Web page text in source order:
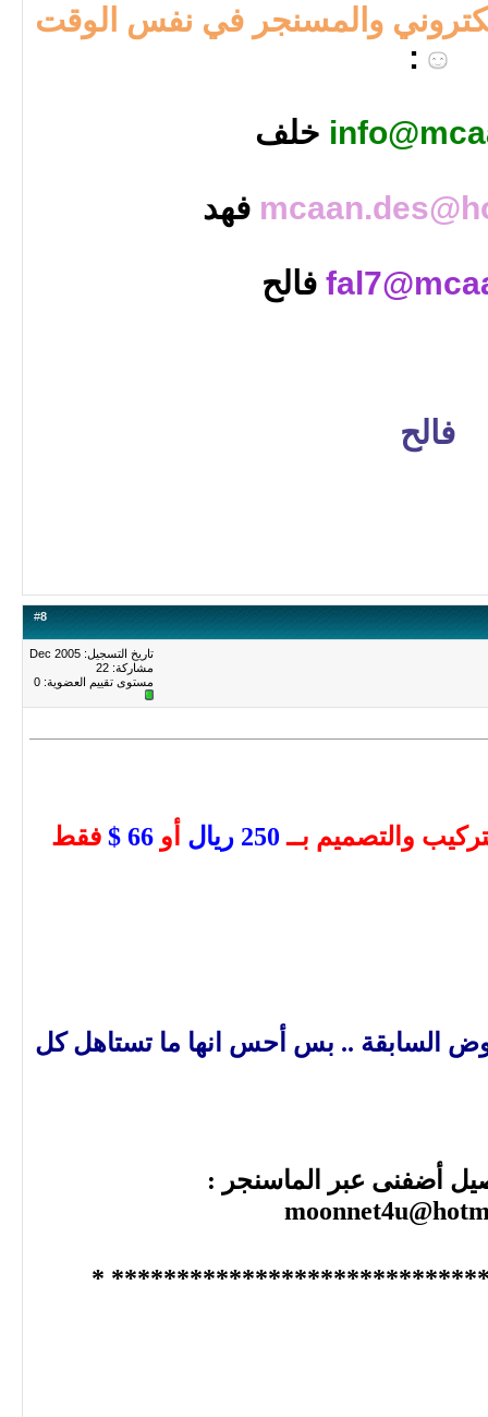
والمسنجر في نفس الوقت
:
خلف
فهد
فالح
فالح
#8
تاريخ التسجيل: Dec 2005
مشاركة: 22
مستوى تقييم العضوية: 0
والتصميم بــ 250 ريال أو 66 $ فقط
السابقة .. بس أحس انها ما تستاهل كل
أضفنى عبر الماسنجر :